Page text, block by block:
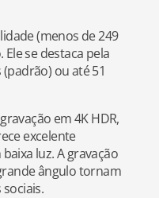
(menos de 249
se destaca pela
ou até 51
em 4K HDR,
excelente
luz. A gravação
ângulo tornam